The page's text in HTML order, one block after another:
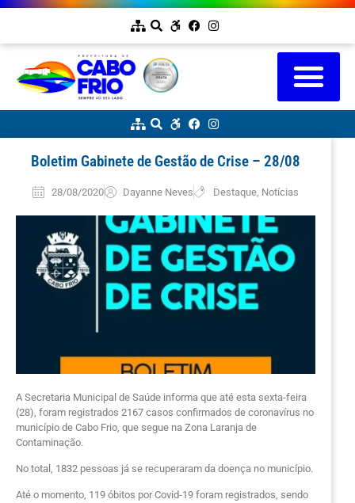
Boletim Gabinete de Gestão de Crise – 28/08
28/08/2020 Dayanne Neves Destaque Notícias
A Secretaria Municipal de Saúde informa que até esta sexta-feira
(28), foram registrados 2167 casos confirmados de coronavírus no
município de Cabo Frio, que segue na Zona Laranja de
Contaminação.
No total, 1832 pessoas já se recuperaram da doença no município.
Até o momento, 119 óbitos por Covid-19 foram registrados, sendo